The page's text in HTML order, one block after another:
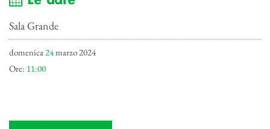
Sala Grande
domenica24marzo 2024
Ore: 11:00